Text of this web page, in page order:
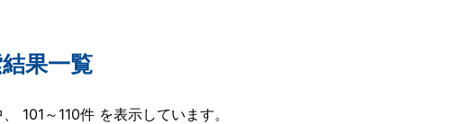
果一覧
101～110件 を表示しています。